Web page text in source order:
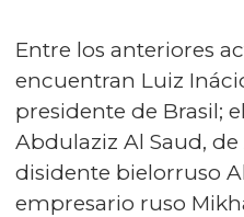
Entre los anteriores
encuentran Luiz
presidente de Brasil;
Abdulaziz Al Saud, de
disidente bielorruso
empresario ruso